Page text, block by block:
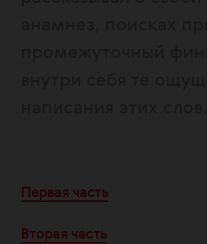
Первая часть
Вторая часть